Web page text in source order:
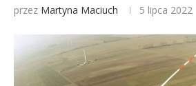
przez Martyna Maciuch 5 lipca 2022